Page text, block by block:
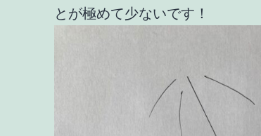
とが極めて少ないです！